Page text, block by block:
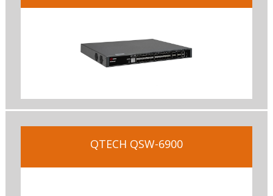
QTECH QSW-6900